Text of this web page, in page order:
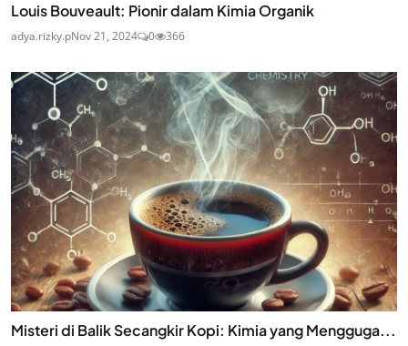
Louis Bouveault: Pionir dalam Kimia Organik
adya.rizky.pNov 21, 2024 0 366
Misteri di Balik Secangkir Kopi: Kimia yang Mengguga...